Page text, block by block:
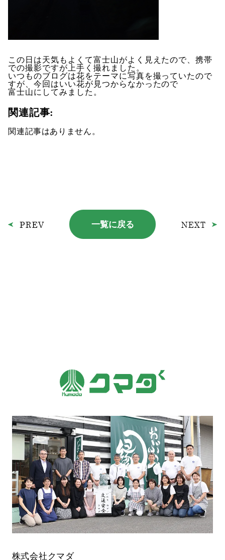
この日は天気もよくて富士山がよく見えたので、携帯
での撮影ですが上手く撮れました。
いつものブログは花をテーマに写真を撮っていたので
すが、今回はいい花が見つからなかったので
富士山にしてみました。
関連記事:
関連記事はありません。
一覧に戻る
株式会社クマダ